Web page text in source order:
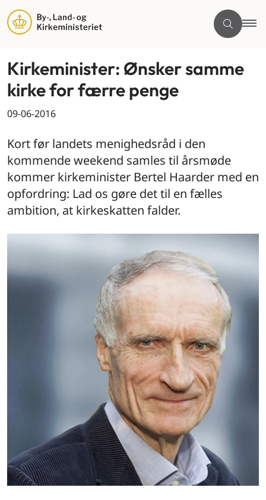
Kirkeminister: Ønsker samme
kirke for færre penge
09-06-2016
Kort før landets menighedsråd i den
kommende weekend samles til årsmøde
kommer kirkeminister Bertel Haarder med en
opfordring: Lad os gøre det til en fælles
ambition, at kirkeskatten falder.